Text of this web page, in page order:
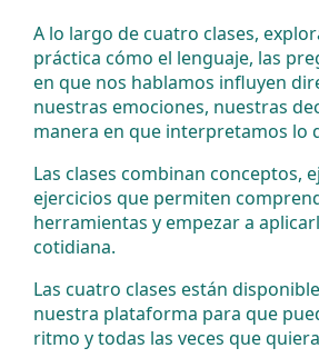
A lo largo de cuatro clases,
práctica cómo el lenguaje, las
en que nos hablamos influyen
nuestras emociones, nuestras
manera en que interpretamos lo
Las clases combinan conceptos,
ejercicios que permiten
herramientas y empezar a
cotidiana.
Las cuatro clases están
nuestra plataforma para que
ritmo y todas las veces que